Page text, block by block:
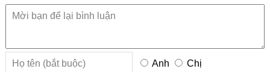
Anh Chị